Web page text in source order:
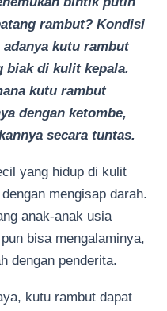
rambut? Kondisi
kutu rambut
biak di kulit kepala.
kutu rambut
dengan ketombe,
secara tuntas.
yang hidup di kulit
mengisap darah.
anak-anak usia
bisa mengalaminya,
dengan penderita.
kutu rambut dapat